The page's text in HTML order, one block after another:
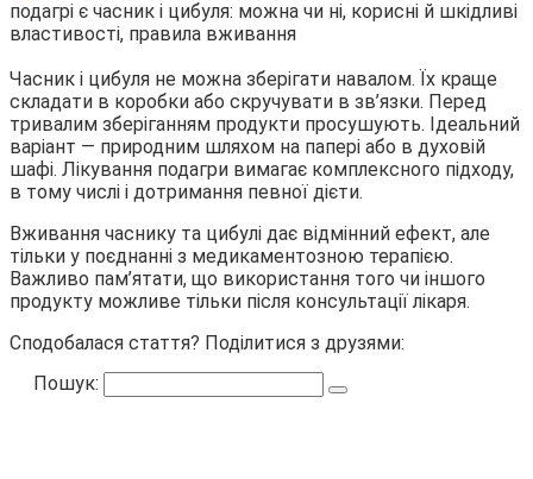
Часник і цибуля не можна зберігати навалом. Їх краще
складати в коробки або скручувати в зв’язки. Перед
тривалим зберіганням продукти просушують. Ідеальний
варіант — природним шляхом на папері або в духовій
шафі. Лікування подагри вимагає комплексного підходу,
в тому числі і дотримання певної дієти.
Вживання часнику та цибулі дає відмінний ефект, але
тільки у поєднанні з медикаментозною терапією.
Важливо пам’ятати, що використання того чи іншого
продукту можливе тільки після консультації лікаря.
Сподобалася стаття? Поділитися з друзями:
Пошук: